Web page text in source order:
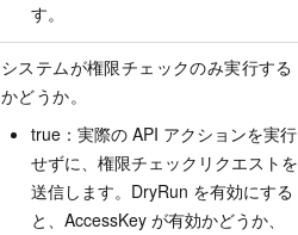
す。
システムが権限チェックのみ実行する
かどうか。
true：実際の API アクションを実行
せずに、権限チェックリクエストを
送信します。DryRun を有効にする
と、AccessKey が有効かどうか、